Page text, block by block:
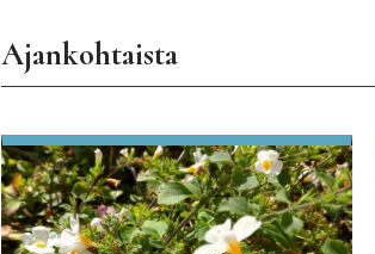
Ajankohtaista